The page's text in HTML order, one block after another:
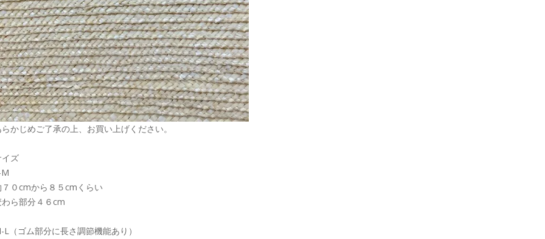
かじめご了承の上、お買い上げください。
イズ
０cmから８５cmくらい
ら部分４６cm
L（ゴム部分に長さ調節機能あり）